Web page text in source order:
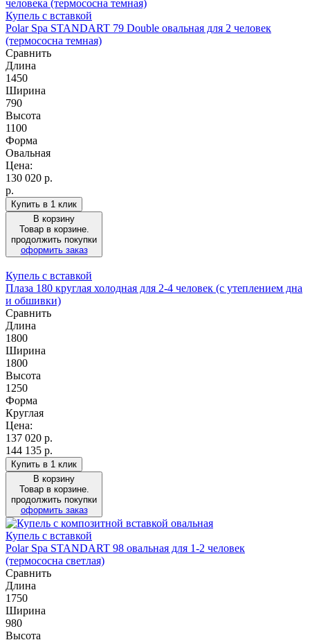
Купель с вставкой
Polar Spa STANDART 79 Double овальная для 2 человек
(термососна темная)
Сравнить
Длина
1450
Ширина
790
Высота
1100
Форма
Овальная
Цена:
130 020 р.
р.
Купить в 1 клик
В корзину
Товар в корзине.
продолжить покупки
оформить заказ
Купель с вставкой
Плаза 180 круглая холодная для 2-4 человек (с утеплением дна
и обшивки)
Сравнить
Длина
1800
Ширина
1800
Высота
1250
Форма
Круглая
Цена:
137 020 р.
144 135 р.
Купить в 1 клик
В корзину
Товар в корзине.
продолжить покупки
оформить заказ
Купель с вставкой
Polar Spa STANDART 98 овальная для 1-2 человек
(термососна светлая)
Сравнить
Длина
1750
Ширина
980
Высота